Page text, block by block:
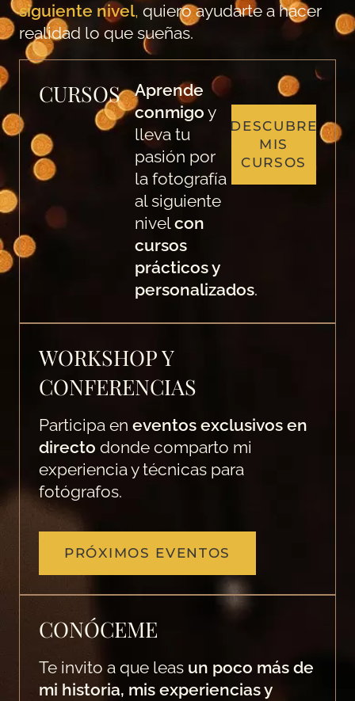
siguiente nivel, quiero ayudarte a hacer
realidad lo que sueñas.
CURSOS
Aprende
conmigo y
lleva tu
pasión por
la fotografía
al siguiente
nivelcon
cursos
prácticos y
personalizados.
DESCUBRE
MIS
CURSOS
WORKSHOP Y
CONFERENCIAS
Participa en eventos exclusivos en
directo donde comparto mi
experiencia y técnicas para
fotógrafos.
PRÓXIMOS EVENTOS
CONÓCEME
Te invito a que leas un poco más de
mi historia, mis experiencias y